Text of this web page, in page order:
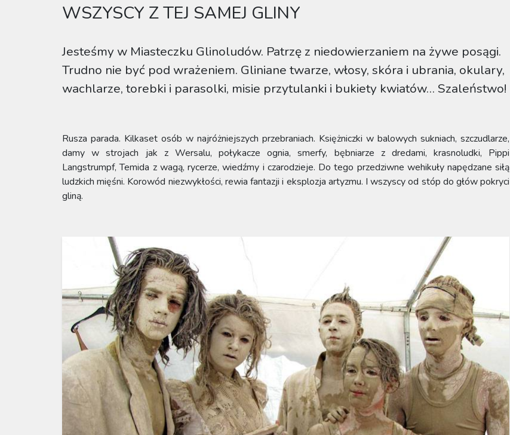
WSZYSCY Z TEJ SAMEJ GLINY
Jesteśmy w Miasteczku Glinoludów. Patrzę z niedowierzaniem na żywe posągi.
Trudno nie być pod wrażeniem. Gliniane twarze, włosy, skóra i ubrania, okulary,
wachlarze, torebki i parasolki, misie przytulanki i bukiety kwiatów… Szaleństwo!
Rusza parada. Kilkaset osób w najróżniejszych przebraniach. Księżniczki w balowych sukniach, szczudlarze,
damy w strojach jak z Wersalu, połykacze ognia, smerfy, bębniarze z dredami, krasnoludki, Pippi
Langstrumpf, Temida z wagą, rycerze, wiedźmy i czarodzieje. Do tego przedziwne wehikuły napędzane siłą
ludzkich mięśni. Korowód niezwykłości, rewia fantazji i eksplozja artyzmu. I wszyscy od stóp do głów pokryci
gliną.